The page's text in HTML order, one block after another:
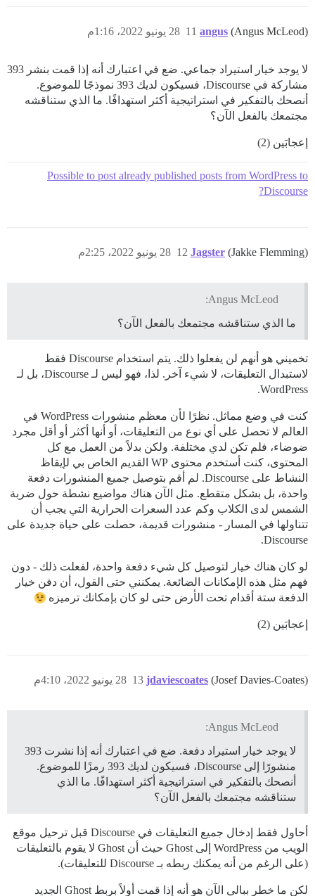
angus (Angus McLeod) 28 يونيو 2022، 1:16م 11
لا يوجد خيار استيراد جماعي. ضع في اعتبارك أنه إذا قمت بنشر 393
مشاركة في Discourse، فسيكون لديك 393 نموذجًا للموضوع.
أنصحك بالتفكير في استراتيجية أكثر استهدافًا. ما الذي ستناقشه
مجتمعك بالفعل الآن؟
إعجابَين (2)
Possible to post already published posts from WordPress to
Discourse?
Jagster (Jakke Flemming) 28 يونيو 2022، 2:25م 12
Angus McLeod:
ما الذي ستناقشه مجتمعك بالفعل الآن؟
تخميني هو أنهم لن يفعلوا ذلك. يتم استخدام Discourse فقط
لاستبدال التعليقات، لا شيء آخر. لذا، فهو ليس لـ Discourse، بل لـ
WordPress.
كنت في وضع مماثل. نظرًا لأن معظم منشورات WordPress في
العالم لا تحصل على أي نوع من التعليقات، أو أنها أكثر أو أقل مجرد
ضوضاء، فلم تكن لدي مختلفة. ولكن بدلاً من العمل مع كل
المحتوى، كنت أستخدم محتوى WP القديم الخاص بي لإيقاظ
النشاط على Discourse. لم أقم بتوصيل جميع المنشورات دفعة
واحدة، بل بشكل متقطع. مثل الآن هناك مواضيع نشطة حول ضربة
الشمس لدى الكلاب وكم عدد السعرات الحرارية التي يجب أن
تتناولها في المسار - منشورات قديمة، حصلت على حياة جديدة على
Discourse.
لو كان هناك خيار لتوصيل كل شيء دفعة واحدة، لفعلت ذلك - دون
فهم مثل هذه الإمكانات الضائعة. يمكنني حتى القول، أن دفن خيار
الدفعة ستة أقدام تحت الأرض حتى لو كان بإمكانك ترميزه
إعجابَين (2)
jdaviescoates (Josef Davies-Coates) 28 يونيو 2022، 4:10م 13
Angus McLeod:
لا يوجد خيار استيراد دفعة. ضع في اعتبارك أنه إذا نشرت 393
منشورًا إلى Discourse، فسيكون لديك 393 رمزًا للموضوع.
أنصحك بالتفكير في استراتيجية أكثر استهدافًا. ما الذي
ستناقشه مجتمعك بالفعل الآن؟
أحاول فقط إدخال جميع التعليقات في Discourse قبل ترحيل موقع
الويب من WordPress إلى Ghost حيث أن Ghost لا يقوم بالتعليقات
(على الرغم من أنه يمكنك ربطه بـ Discourse للتعليقات).
لكن ما خطر ببالي الآن هو أنه إذا قمت أولاً بربط Ghost الجديد